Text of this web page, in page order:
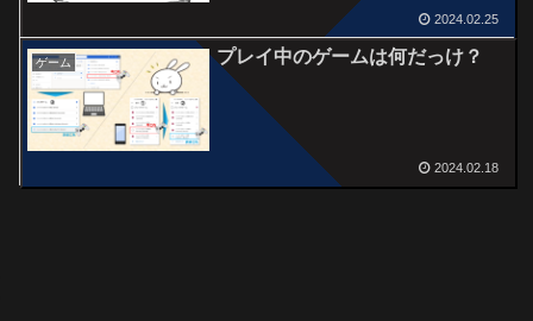
2024.02.25
ゲーム プレイ中のゲームは何だっけ？
2024.02.18